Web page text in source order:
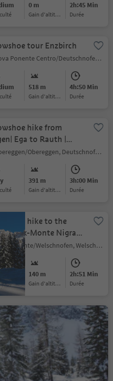
0 m
Gain d'altitude
2h:45 Min
durée
tour Enzbirch
Nova Ponente Centro/Deutschnofen Dorf, Deutschnofen/Nova Ponente, Dolomites Region Eggental
518 m
Gain d'altitude
4h:50 Min
durée
hike from
Ega to Rauth |
Obereggen/Obereggen, Deutschnofen/Nova Ponente, Dolomites Region Eggental
391 m
Gain d'altitude
3h:00 Min
durée
hike to the
Monte Nigra
| Nova
Nova Levante/Welschnofen, Welschnofen/Nova Levante, Dolomites Region Eggental
140 m
Gain d'altitude
2h:51 Min
durée
hike from Lake
to the Mitterleger
di Mezzo
Nova Levante/Welschnofen, Welschnofen/Nova Levante, Dolomites Region Eggental
332 m
Gain d'altitude
2h:42 Min
durée